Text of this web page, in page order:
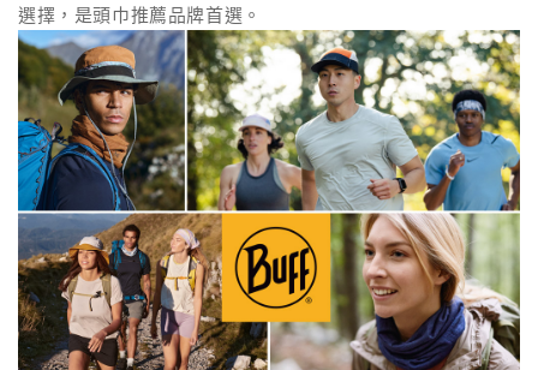
選擇，是頭巾推薦品牌首選。